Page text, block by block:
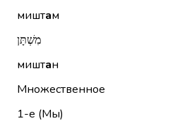
миштам
מִשְׁתָּן
миштан
Множественное
1-е (Мы)